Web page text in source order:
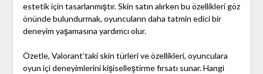
estetik için tasarlanmıştır. Skin satın alırken bu özellikleri göz
önünde bulundurmak, oyuncuların daha tatmin edici bir
deneyim yaşamasına yardımcı olur.
Özetle, Valorant’taki skin türleri ve özellikleri, oyunculara
oyun içi deneyimlerini kişiselleştirme fırsatı sunar. Hangi